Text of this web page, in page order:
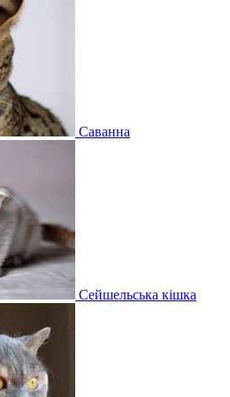
Саванна
Сейшельська кішка